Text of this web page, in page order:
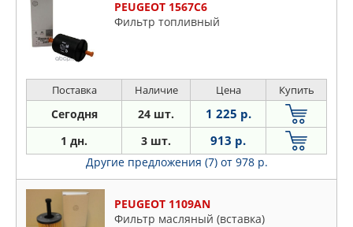
PEUGEOT 1567C6
Фильтр топливный
Поставка Наличие Цена Купить
Сегодня 24 шт. 1 225 р.
1 дн. 3 шт. 913 р.
Другие предложения (7) от 978 р.
PEUGEOT 1109AN
Фильтр масляный (вставка)